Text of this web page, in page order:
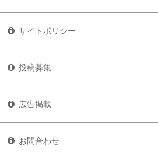
サイトポリシー
投稿募集
広告掲載
お問合わせ